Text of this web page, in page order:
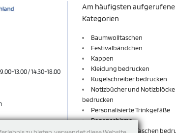
13.00 / 14.30-18.00
Am häufigsten aufgerufene
Kategorien
Baumwolltaschen
Festivalbändchen
Kappen
Kleidung bedrucken
Kugelschreiber bedrucken
Notizbücher und Notizblöcke
bedrucken
Personalisierte Trinkgefäße
Regenschirme
Rucksäcke und Taschen